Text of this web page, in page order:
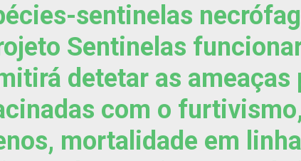
sentinelas
Sentinelas
detetar as ameaças
com o
mortalidade em